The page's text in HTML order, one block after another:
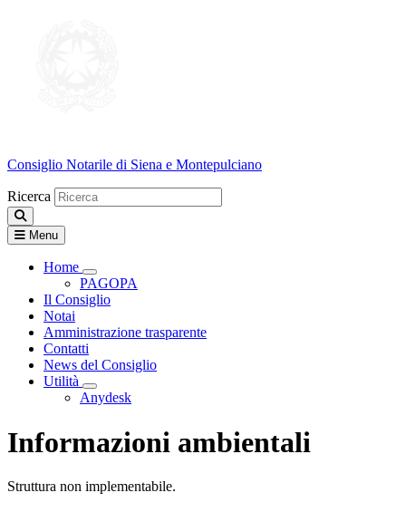
Consiglio Notarile di Siena e Montepulciano
Ricerca
Menu
Home
Visualizza menù di secondo livello
PAGOPA
Il Consiglio
Notai
Amministrazione trasparente
Contatti
News del Consiglio
Utilità
Visualizza menù di secondo livello
Anydesk
Informazioni ambientali
Struttura non implementabile.